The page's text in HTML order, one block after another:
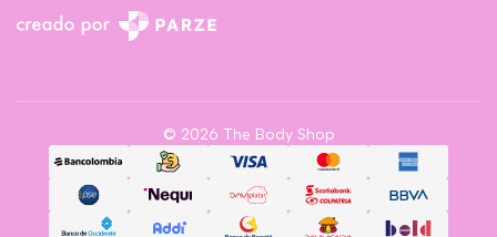
© 2026 The Body Shop